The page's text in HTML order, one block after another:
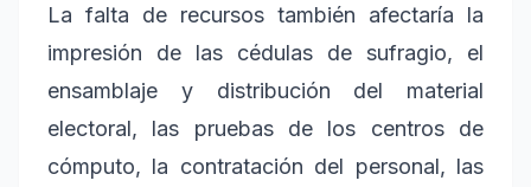
La falta de recursos también afectaría la
impresión de las cédulas de sufragio, el
ensamblaje y distribución del material
electoral, las pruebas de los centros de
cómputo, la contratación del personal, las